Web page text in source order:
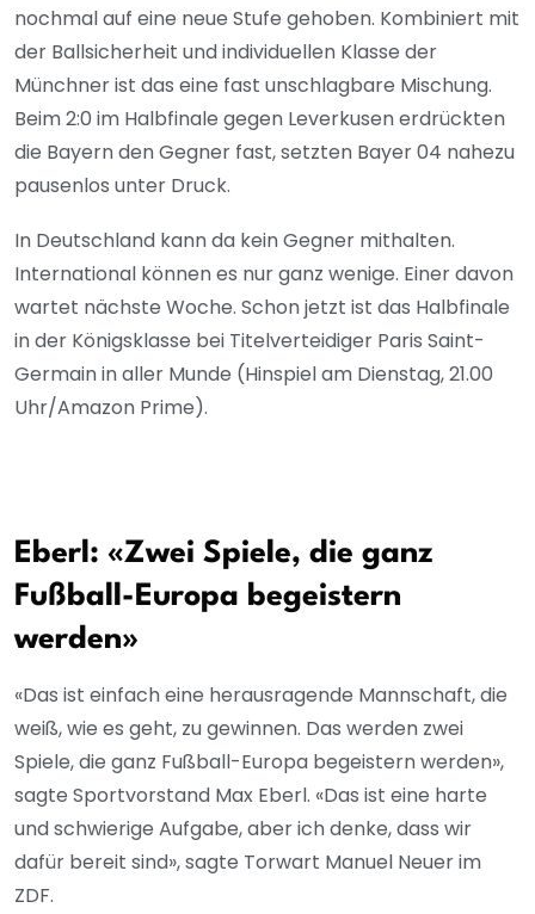
nochmal auf eine neue Stufe gehoben. Kombiniert mit
der Ballsicherheit und individuellen Klasse der
Münchner ist das eine fast unschlagbare Mischung.
Beim 2:0 im Halbfinale gegen Leverkusen erdrückten
die Bayern den Gegner fast, setzten Bayer 04 nahezu
pausenlos unter Druck.
In Deutschland kann da kein Gegner mithalten.
International können es nur ganz wenige. Einer davon
wartet nächste Woche. Schon jetzt ist das Halbfinale
in der Königsklasse bei Titelverteidiger Paris Saint-
Germain in aller Munde (Hinspiel am Dienstag, 21.00
Uhr/Amazon Prime).
Eberl: «Zwei Spiele, die ganz
Fußball-Europa begeistern
werden»
«Das ist einfach eine herausragende Mannschaft, die
weiß, wie es geht, zu gewinnen. Das werden zwei
Spiele, die ganz Fußball-Europa begeistern werden»,
sagte Sportvorstand Max Eberl. «Das ist eine harte
und schwierige Aufgabe, aber ich denke, dass wir
dafür bereit sind», sagte Torwart Manuel Neuer im
ZDF.